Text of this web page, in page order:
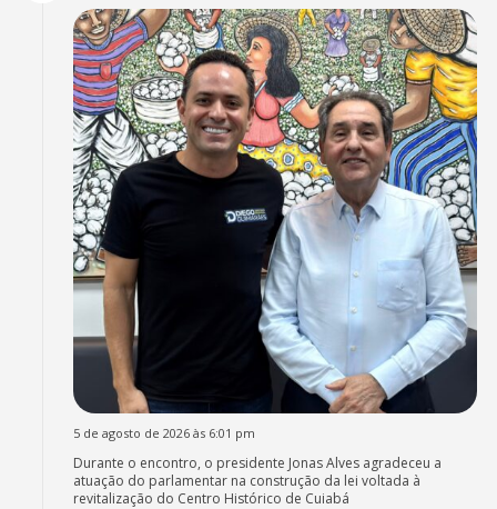
5 de agosto de 2026 às 6:01 pm
Durante o encontro, o presidente Jonas Alves agradeceu a
atuação do parlamentar na construção da lei voltada à
revitalização do Centro Histórico de Cuiabá